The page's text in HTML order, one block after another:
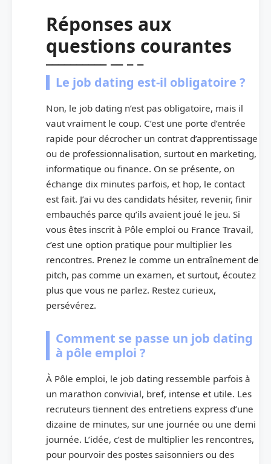
Réponses aux
questions courantes
Le job dating est-il obligatoire ?
Non, le job dating n’est pas obligatoire, mais il
vaut vraiment le coup. C’est une porte d’entrée
rapide pour décrocher un contrat d’apprentissage
ou de professionnalisation, surtout en marketing,
informatique ou finance. On se présente, on
échange dix minutes parfois, et hop, le contact
est fait. J’ai vu des candidats hésiter, revenir, finir
embauchés parce qu’ils avaient joué le jeu. Si
vous êtes inscrit à Pôle emploi ou France Travail,
c’est une option pratique pour multiplier les
rencontres. Prenez le comme un entraînement de
pitch, pas comme un examen, et surtout, écoutez
plus que vous ne parlez. Restez curieux,
persévérez.
Comment se passe un job dating
à pôle emploi ?
À Pôle emploi, le job dating ressemble parfois à
un marathon convivial, bref, intense et utile. Les
recruteurs tiennent des entretiens express d’une
dizaine de minutes, sur une journée ou une demi
journée. L’idée, c’est de multiplier les rencontres,
pour pourvoir des postes saisonniers ou des